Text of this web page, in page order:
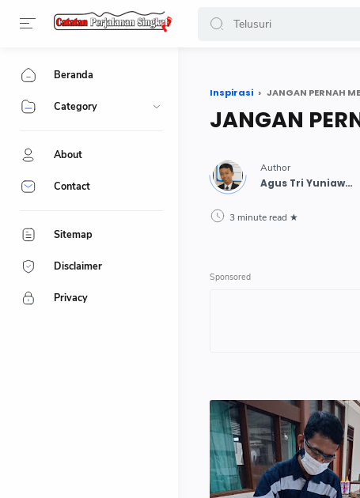
Inspirasi JANGAN PERNAH
JANGAN
3 minute read
Beranda
Category
About
Contact
Sitemap
Disclaimer
Privacy